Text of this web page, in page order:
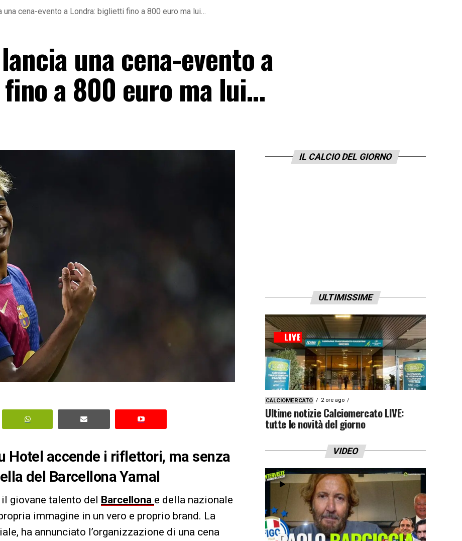
una cena-evento a Londra: biglietti fino a 800 euro ma lui…
una cena-evento a
a 800 euro ma lui…
Hotel accende i riflettori, ma senza
del Barcellona Yamal
il giovane talento del Barcellona e della nazionale
immagine in un vero e proprio brand. La
ha annunciato l’organizzazione di una cena
IL CALCIO DEL GIORNO
ULTIMISSIME
CALCIOMERCATO 2 ore ago
Ultime notizie Calciomercato LIVE:
tutte le novità del giorno
VIDEO